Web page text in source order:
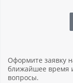
Оформите заявку
ближайшее время
вопросы.